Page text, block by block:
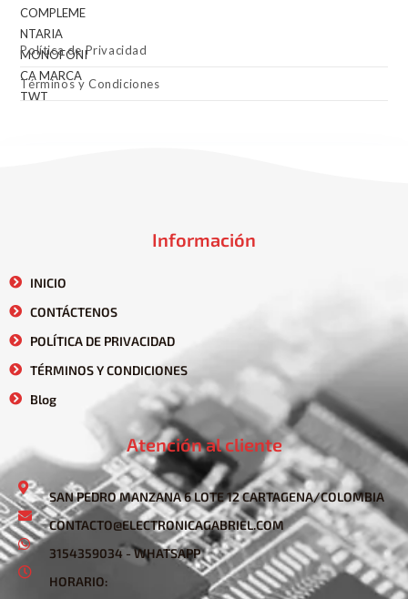
Política de Privacidad
Términos y Condiciones
Información
INICIO
CONTÁCTENOS
POLÍTICA DE PRIVACIDAD
TÉRMINOS Y CONDICIONES
Blog
Atención al cliente
SAN PEDRO MANZANA 6 LOTE 12 CARTAGENA/COLOMBIA
CONTACTO@ELECTRONICAGABRIEL.COM
3154359034 - WHATSAPP
HORARIO: